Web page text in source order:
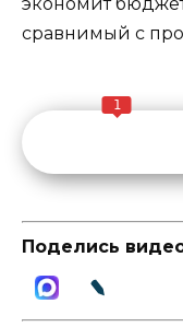
сравнимый с
1
Поделись